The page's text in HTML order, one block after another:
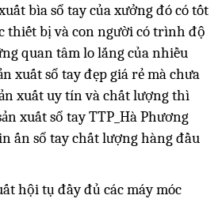
bìa sổ tay của xưởng đó có tốt
thiết bị và con người có trình độ
quan tâm lo lắng của nhiều
xuất sổ tay đẹp giá rẻ mà chưa
xuất uy tín và chất lượng thì
xuất sổ tay TTP_Hà Phương
ấn sổ tay chất lượng hàng đầu
hội tụ đầy đủ các máy móc